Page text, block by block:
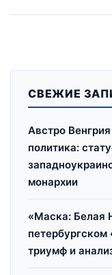
СВЕЖИЕ
Австро
политика:
монархии
«Маска: Белая
петербургском
триумф и